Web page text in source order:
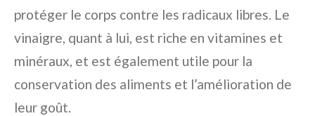
protéger le corps contre les radicaux libres. Le
vinaigre, quant à lui, est riche en vitamines et
minéraux, et est également utile pour la
conservation des aliments et l’amélioration de
leur goût.